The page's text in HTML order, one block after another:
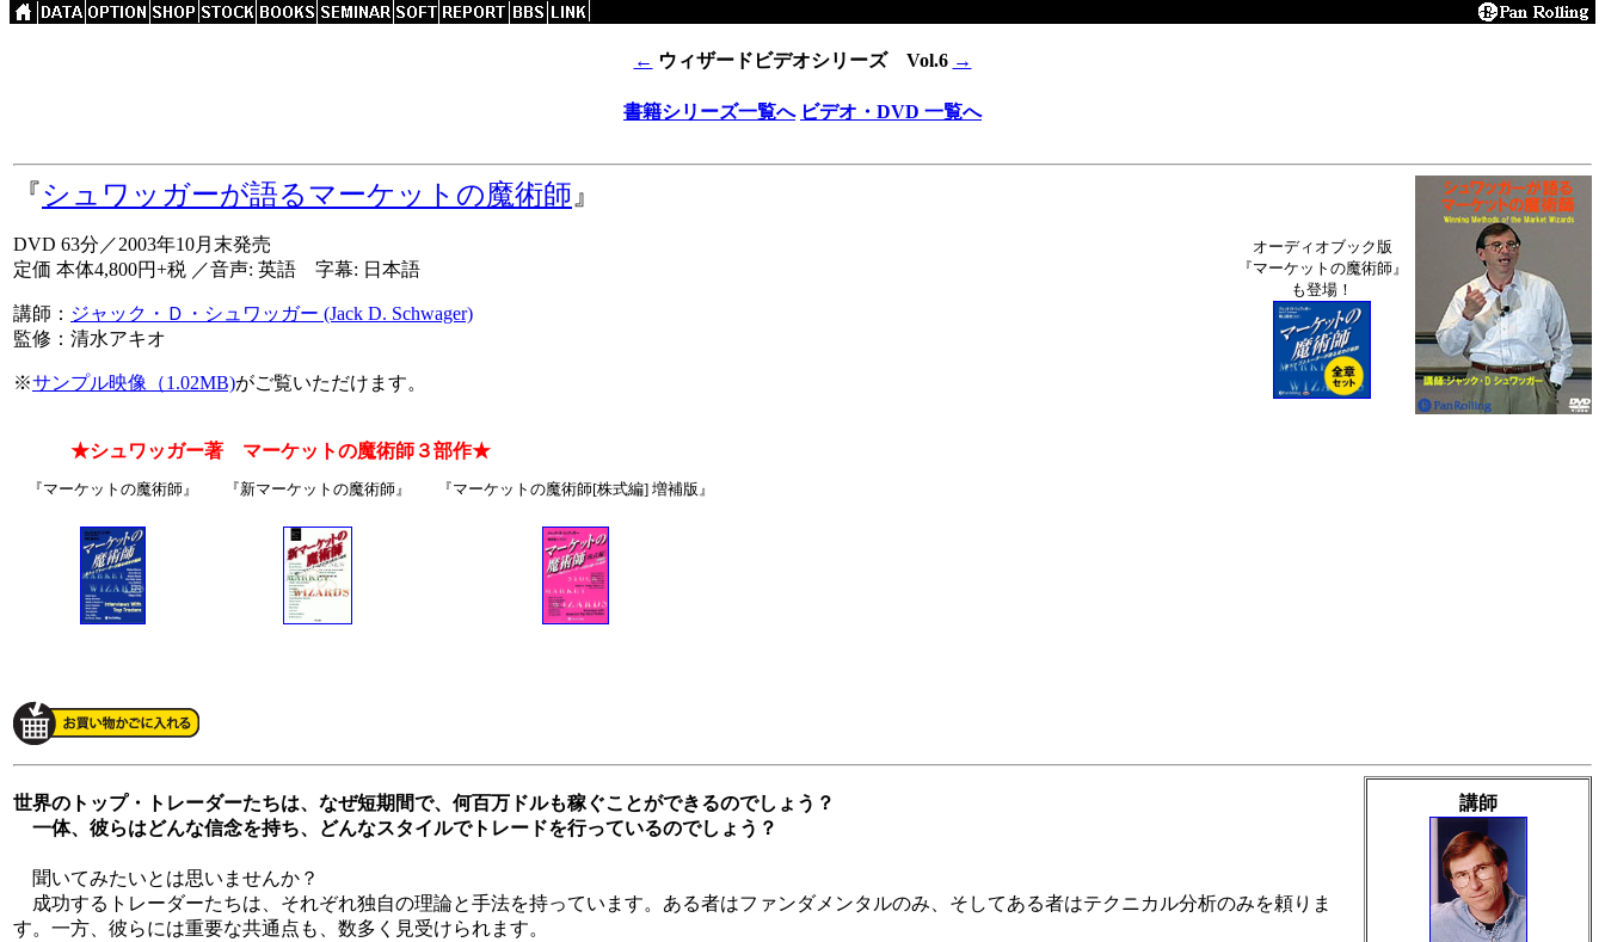
← ウィザードビデオシリーズ Vol.6 →
書籍シリーズ一覧へ ビデオ・DVD 一覧へ
『シュワッガーが語るマーケットの魔術師 』
オーディオブック版
『マーケットの魔術師』
も登場！
DVD 63分／2003年10月末発売
定価 本体4,800円+税 ／音声: 英語 字幕: 日本語
講師： ジャック・Ｄ・シュワッガー (Jack D. Schwager)
監修：清水アキオ
※サンプル映像（1.02MB)がご覧いただけます。
★シュワッガー著 マーケットの魔術師３部作★
『マーケットの魔術師』 『新マーケットの魔術師』 『マーケットの魔術師[株式編] 増補版』
講師
世界のトップ・トレーダーたちは、なぜ短期間で、何百万ドルも稼ぐことができるのでしょう？
一体、彼らはどんな信念を持ち、どんなスタイルでトレードを行っているのでしょう？
聞いてみたいとは思いませんか？
成功するトレーダーたちは、それぞれ独自の理論と手法を持っています。ある者はファンダメンタルのみ、そしてある者はテクニカル分析のみを頼りま
す。一方、彼らには重要な共通点も、数多く見受けられます。